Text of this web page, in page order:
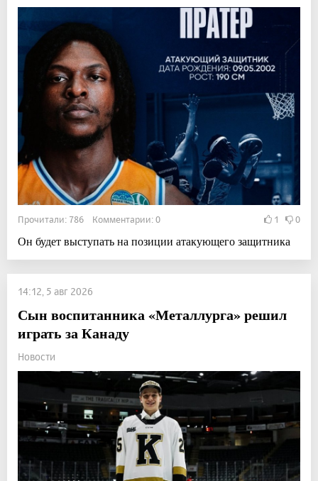
Прочитали: 786 Комментарии: 0 1 0
Он будет выступать на позиции атакующего защитника
14:12, 5 авг 2026
Сын воспитанника «Металлурга» решил
играть за Канаду
Новости